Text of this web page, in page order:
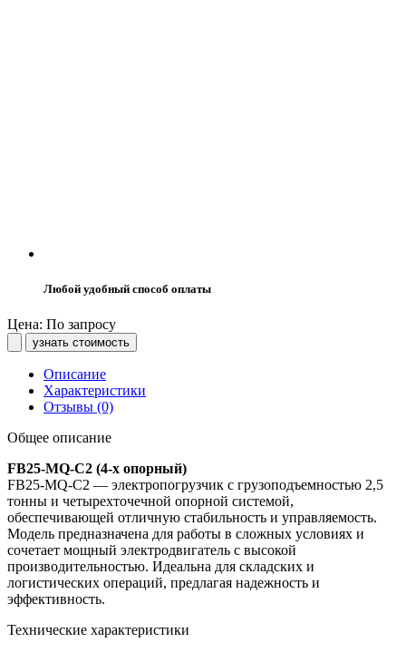
Любой удобный способ оплаты
Цена: По запросу
узнать стоимость
Описание
Характеристики
Отзывы (0)
Общее описание
FB25-MQ-C2 (4-х опорный)
FB25-MQ-C2 — электропогрузчик с грузоподъемностью 2,5
тонны и четырехточечной опорной системой,
обеспечивающей отличную стабильность и управляемость.
Модель предназначена для работы в сложных условиях и
сочетает мощный электродвигатель с высокой
производительностью. Идеальна для складских и
логистических операций, предлагая надежность и
эффективность.
Технические характеристики